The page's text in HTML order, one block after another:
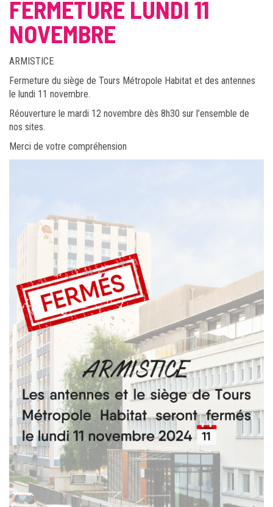
FERMETURE LUNDI 11
NOVEMBRE
ARMISTICE
Fermeture du siège de Tours Métropole Habitat et des antennes
le lundi 11 novembre.
Réouverture le mardi 12 novembre dès 8h30 sur l’ensemble de
nos sites.
Merci de votre compréhension